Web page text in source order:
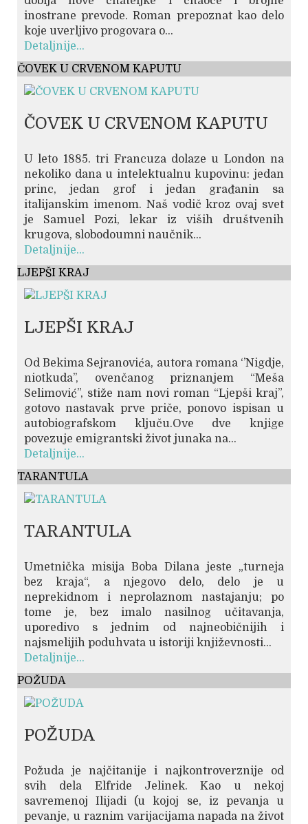
inostrane prevode. Roman prepoznat kao delo
koje uverljivo progovara o...
Detaljnije...
ČOVEK U CRVENOM KAPUTU
ČOVEK U CRVENOM KAPUTU
U leto 1885. tri Francuza dolaze u London na
nekoliko dana u intelektualnu kupovinu: jedan
princ, jedan grof i jedan građanin sa
italijanskim imenom. Naš vodič kroz ovaj svet
je Samuel Pozi, lekar iz viših društvenih
krugova, slobodoumni naučnik...
Detaljnije...
LJEPŠI KRAJ
LJEPŠI KRAJ
Od Bekima Sejranovića, autora romana ‘’Nigdje,
niotkuda’’, ovenčanog priznanjem “Meša
Selimović”, stiže nam novi roman “Ljepši kraj”,
gotovo nastavak prve priče, ponovo ispisan u
autobiografskom ključu.Ove dve knjige
povezuje emigrantski život junaka na...
Detaljnije...
TARANTULA
TARANTULA
Umetnička misija Boba Dilana jeste „turneja
bez kraja“, a njegovo delo, delo je u
neprekidnom i neprolaznom nastajanju; po
tome je, bez imalo nasilnog učitavanja,
uporedivo s jednim od najneobičnijih i
najsmelijih poduhvata u istoriji književnosti...
Detaljnije...
POŽUDA
POŽUDA
Požuda je najčitanije i najkontroverznije od
svih dela Elfride Jelinek. Kao u nekoj
savremenoj Ilijadi (u kojoj se, iz pevanja u
pevanje, u raznim varijacijama napada na život